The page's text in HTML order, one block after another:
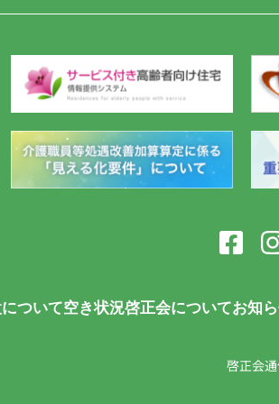
ついて空き状況啓正会についてお知
啓正会